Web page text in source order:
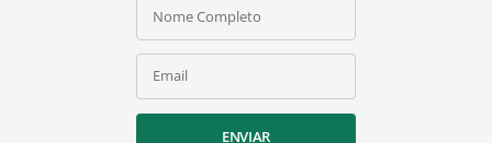
Nome Completo
Email
ENVIAR